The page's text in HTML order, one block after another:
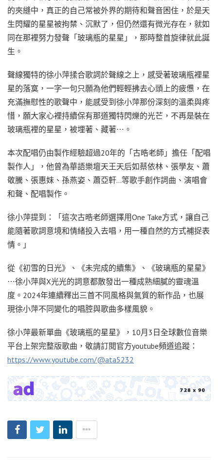
的夾縫中，真正的自己常被外界的期待和聲音困住，於是天
生閃耀的星星被拘禁、沉默了，但仍然還有微光存在，就如
同在那裡努力發聲「玻璃瓶的星星」，那時整首旋律就此誕
生。
聲線獨特的徐小萍揉合歌詞於聲線之上，感受著玻璃瓶裡星
星的落寞，一字一句只願為他們輕輕拂去心頭上的疲憊，在
充滿撫慰性的歌聲中，能感受到徐小萍那份深刻的溫柔與疼
惜，願大家心裡持續保有那道獨特閃爍的光芒，不再是裝在
玻璃瓶裡的星星，被埋著、藏著⋯。
本次配唱仍由製作經驗超過20年的「古晧老師」擔任「配唱
製作人」，他曾為華語樂壇天王天后如蔡依林、張學友、蕭
敬騰、張惠妹、孫燕姿、蕭亞軒…等歌手創作詞曲、演唱會
和聲、配唱製作。
徐小萍提到：「這次古晧老師選擇用One Take方式，讓自己
能隨著歌詞意境和情緒投入去唱，用一種自然的方式補捉表
情。」
從《初雪的日光》、《未完成的續集》、《玻璃瓶的星星》
⋯徐小萍與X光光的詞意都散發出一種成熟細膩的靈魂溫
度。2024年連續釋出三首不同風格與氣質的新作品，也展
現徐小萍不同變化的唱腔與歌曲多樣風貌。
徐小萍最新單曲《玻璃瓶的星星》，10月3日全球數位音樂
平台上架完整版歌曲，敬請訂閱官方youtube頻道追蹤：
https://www.youtube.com/@ata5232